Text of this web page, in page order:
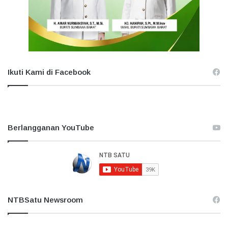
Ikuti Kami di Facebook
Berlangganan YouTube
NTBSatu Newsroom